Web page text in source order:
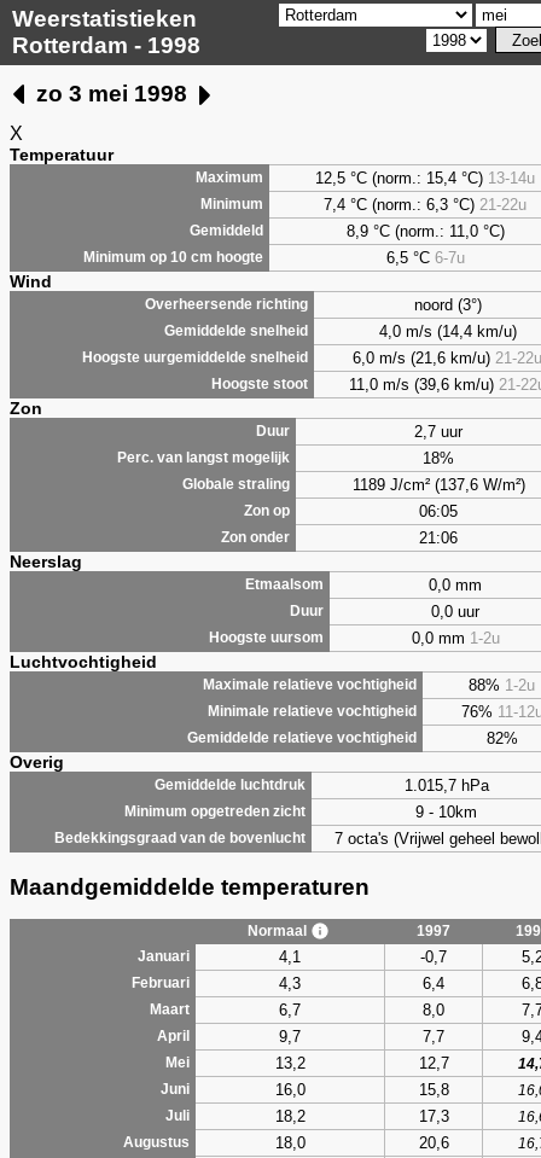
Weerstatistieken
Rotterdam - 1998
zo 3 mei 1998
X
Temperatuur
Maximum 12,5 °C (norm.: 15,4 °C) 13-14u
Minimum 7,4 °C (norm.: 6,3 °C) 21-22u
Gemiddeld 8,9°C (norm.: 11,0 °C)
Minimum op 10 cm hoogte 6,5°C 6-7u
Wind
Overheersende richting noord (3°)
Gemiddelde snelheid 4,0 m/s (14,4 km/u)
Hoogste uurgemiddelde snelheid 6,0 m/s (21,6 km/u) 21-22u
Hoogste stoot 11,0 m/s (39,6 km/u) 21-
Zon
Duur 2,7 uur
Perc. van langst mogelijk 18%
Globale straling 1189 J/cm² (137,6 W/m²)
Zon op 06:05
Zon onder 21:06
Neerslag
Etmaalsom 0,0 mm
Duur 0,0 uur
Hoogste uursom 0,0 mm 1-2u
Luchtvochtigheid
Maximale relatieve vochtigheid 88% 1-2u
Minimale relatieve vochtigheid 76% 11-
Gemiddelde relatieve vochtigheid 82%
Overig
Gemiddelde luchtdruk 1.015,7 hPa
Minimum opgetreden zicht 9 - 10km
Bedekkingsgraad van de bovenlucht 7 octa's (Vrijwel geheel
Maandgemiddelde temperaturen
Normaal 1997
Januari
4,1 -0,7
Februari 4,3 6,4
Maart 6,7 8,0
April 9,7 7,7
Mei 13,2 12,7
Juni
16,0 15,8
Juli
18,2 17,3
Augustus
18,0 20,6